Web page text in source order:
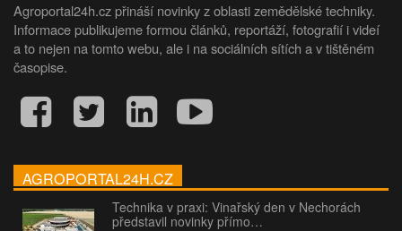
Agroportal24h.cz přináší novinky z oblasti zemědělské techniky.
Informace publikujeme formou článků, reportáží, fotografií i videí
a to nejen na tomto webu, ale i na sociálních sítích a v tištěném
časopise.
AGROPORTAL24H.CZ
Technika v praxi: Vinařský den v Nechorách
představil novinky přímo…